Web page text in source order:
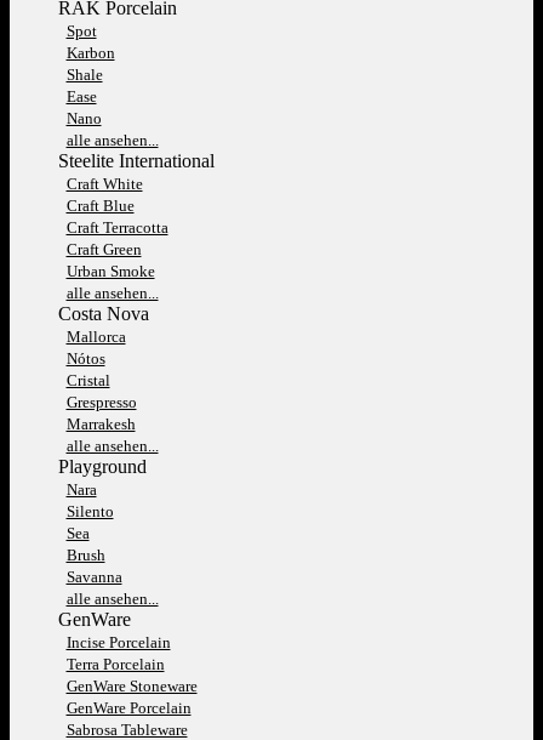
RAK Porcelain
Spot
Karbon
Shale
Ease
Nano
alle ansehen...
Steelite International
Craft White
Craft Blue
Craft Terracotta
Craft Green
Urban Smoke
alle ansehen...
Costa Nova
Mallorca
Nótos
Cristal
Grespresso
Marrakesh
alle ansehen...
Playground
Nara
Silento
Sea
Brush
Savanna
alle ansehen...
GenWare
Incise Porcelain
Terra Porcelain
GenWare Stoneware
GenWare Porcelain
Sabrosa Tableware